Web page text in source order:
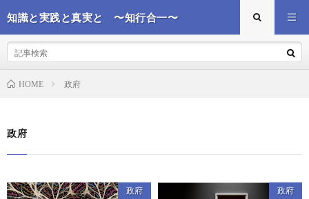
知識と実践と真実と 〜知行合一〜
HOME 政府
政府
政府 政府